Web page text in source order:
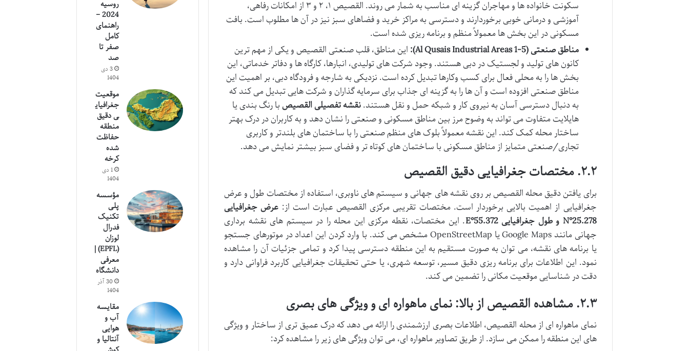
سکونت خانواده ها و مهاجران گزینه ای مناسب به شمار می روند. القصیص ۱، ۲ و ۳ از امکانات رفاهی،
آموزشی و درمانی خوبی برخوردارند و دسترسی به مراکز خرید و فضاهای سبز نیز در آن ها مطلوب است. بافت
مسکونی در این بخش ها معمولاً منظم و برنامه ریزی شده است.
مناطق صنعتی (Al Qusais Industrial Areas 1-5):
این مناطق، قلب صنعتی القصیص و یکی از مهم ترین
کانون های تولید و لجستیک در دبی هستند. وجود شرکت های تولیدی، انبارها، کارگاه ها و دفاتر خدماتی، این
بخش ها را به محلی فعال برای کسب وکارها تبدیل کرده است. نزدیکی به شارجه و فرودگاه دبی، بر اهمیت این
مناطق صنعتی افزوده است و آن ها را به گزینه ای جذاب برای سرمایه گذاران و شرکت هایی تبدیل می کند که
به دنبال دسترسی آسان به نیروی کار و شبکه حمل و نقل هستند.نقشه تفصیلی القصیص با رنگ بندی یا
هایلایت متفاوت می تواند به وضوح مرز بین مناطق مسکونی و صنعتی را نشان دهد و به کاربران در درک بهتر
ساختار محله کمک کند. این نقشه معمولاً بلوک های منظم صنعتی را با ساختمان های بلندتر و کاربری
تجاری/صنعتی متمایز از مناطق مسکونی با ساختمان های کوتاه تر و فضای سبز بیشتر نمایش می دهد.
۲.۲. مختصات جغرافیایی دقیق القصیص
برای یافتن دقیق محله القصیص بر روی نقشه های جهانی و سیستم های ناوبری، استفاده از مختصات طول و عرض
جغرافیایی از اهمیت بالایی برخوردار است. مختصات تقریبی مرکزی القصیص عبارت است از: عرض جغرافیایی
25.278°N و طول جغرافیایی 55.372°E
. این مختصات، نقطه مرکزی این محله را در سیستم های نقشه برداری
جهانی مانند Google Maps یا OpenStreetMap مشخص می کند. با وارد کردن این اعداد در موتورهای جستجو
یا برنامه های نقشه، می توان به صورت مستقیم به این منطقه دسترسی پیدا کرد و تمامی جزئیات آن را مشاهده
نمود. این اطلاعات برای برنامه ریزی دقیق مسیر، توسعه شهری، یا حتی تحقیقات جغرافیایی کاربرد فراوانی دارد و
دقت در شناسایی موقعیت مکانی را تضمین می کند.
۲.۳. مشاهده القصیص از بالا: نمای ماهواره ای و ویژگی های بصری
نمای ماهواره ای از محله القصیص، اطلاعات بصری ارزشمندی را ارائه می دهد که درک عمیق تری از ساختار و ویژگی
های این منطقه را ممکن می سازد. از طریق تصاویر ماهواره ای، می توان ویژگی های زیر را مشاهده کرد:
روسیه
2024 –
راهنمای
کامل
صفر تا
صد
3 دی
1404
موقعیت
جغرافیای
ی دقیق
منطقه
حفاظت
شده
کرخه
1 دی
1404
مؤسسه
پلی
تکنیک
فدرال
لوزان
(EPFL) |
معرفی
دانشگاه
30 آذر
1404
مقایسه
آب و
هوایی
آنتالیا و